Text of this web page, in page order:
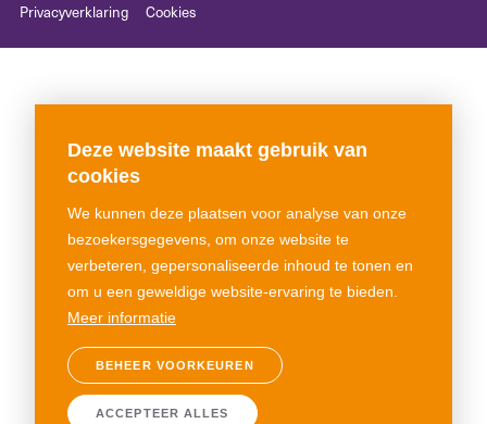
Deze website maakt gebruik van
cookies
We kunnen deze plaatsen voor analyse van onze
bezoekersgegevens, om onze website te
verbeteren, gepersonaliseerde inhoud te tonen en
om u een geweldige website-ervaring te bieden.
Meer informatie
BEHEER VOORKEUREN
ACCEPTEER ALLES
Privacyverklaring
Cookies